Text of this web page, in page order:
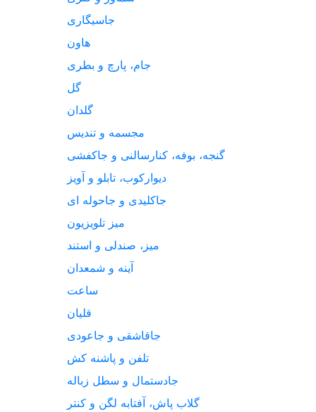
جاسیگاری
هاون
جام، پارچ و بطری
گل
گلدان
مجسمه و تندیس
گنجه، بوفه، کنارسالنی و جاکفشی
دیوارکوب، تابلو و آویز
جاکلیدی و جاحوله ای
میز تلویزیون
میز، صندلی و استند
آینه و شمعدان
ساعت
قلیان
جاقاشقی و جاعودی
تلفن و پاشنه کش
جادستمال و سطل زباله
گلاب پاش، آفتابه لگن و کنتر